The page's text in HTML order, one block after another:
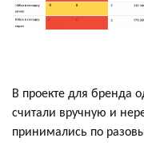
В проекте для бренда
считали вручную и
принимались по